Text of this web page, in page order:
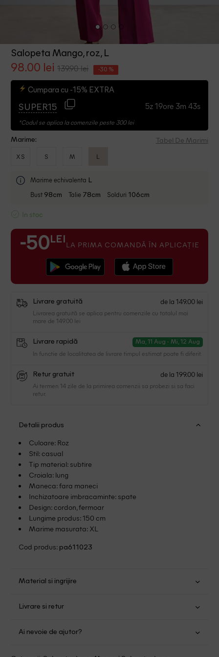
Salopeta Mango, roz, L
98.00 lei 139.90 lei -30 %
Cumpara cu -15% EXTRA
SUPER15 5z 19ore 3m 43s
*Codul se aplica la comenzile peste 300 lei
Marime: Tabel De Marimi
XS S M L
Marime echivalenta L
Bust 98cm Talie 78cm Solduri 106cm
In stoc
-50 LEI LA PRIMA COMANDĂ ÎN APLICAȚIE
Livrare gratuită de la 149.00 lei
Livrarea gratuită se aplica pentru comenzile cu totalul mai
mare de 149.00 lei
Livrare rapidă Ma, 11 Aug - Mi, 12 Aug
In functie de localitatea de livrare timpul estimat poate fi diferit.
Retur gratuit de la 199.00 lei
Ai termen 14 zile de la primirea comenzii sa probezi si sa faci
retur.
Detalii produs
Culoare: Roz
Stil: casual
Tip material: subtire
Croiala: lung
Maneca: fara maneci
Inchizatoare imbracaminte: spate
Design: cordon, fermoar
Lungime produs: 150 cm
Marime masurata: XL
Cod produs: pa611023
Material si ingrijire
Nu folositi inalbitor
Nu uscati in uscator
Livrare si retur
mare de 149.00 lei.
Ai nevoie de ajutor?